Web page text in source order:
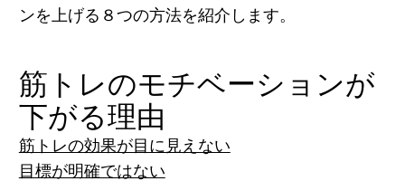
ンを上げる８つの方法を紹介します。
筋トレのモチベーションが
下がる理由
筋トレの効果が目に見えない
目標が明確ではない